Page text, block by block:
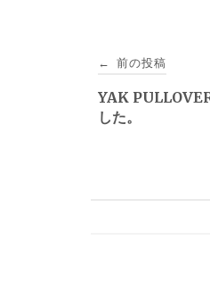
稿
ナ
← 前の投稿
YAK
した。